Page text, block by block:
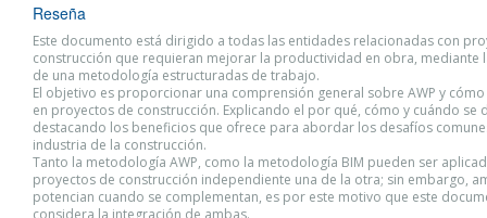
Reseña
Este documento está dirigido a todas las entidades relacionadas con
construcción que requieran mejorar la productividad en obra, mediante
de una metodología estructuradas de trabajo.
El objetivo es proporcionar una comprensión general sobre AWP y
en proyectos de construcción. Explicando el por qué, cómo y cuándo se
destacando los beneficios que ofrece para abordar los desafíos
industria de la construcción.
Tanto la metodología AWP, como la metodología BIM pueden ser
proyectos de construcción independiente una de la otra; sin embargo,
potencian cuando se complementan, es por este motivo que este
considera la integración de ambas.